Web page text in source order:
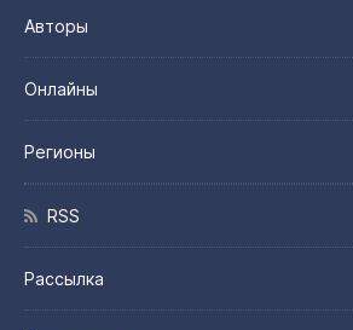
Авторы
Онлайны
Регионы
RSS
Рассылка